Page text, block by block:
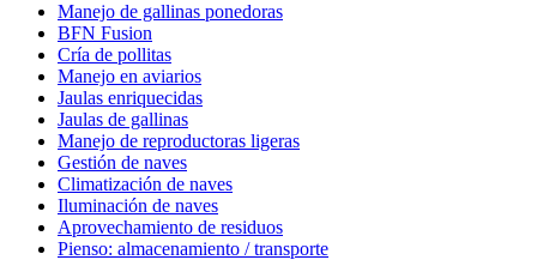
Manejo de gallinas ponedoras
BFN Fusion
Cría de pollitas
Manejo en aviarios
Jaulas enriquecidas
Jaulas de gallinas
Manejo de reproductoras ligeras
Gestión de naves
Climatización de naves
Iluminación de naves
Aprovechamiento de residuos
Pienso: almacenamiento / transporte